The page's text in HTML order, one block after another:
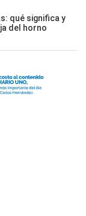
qué significa y
del horno